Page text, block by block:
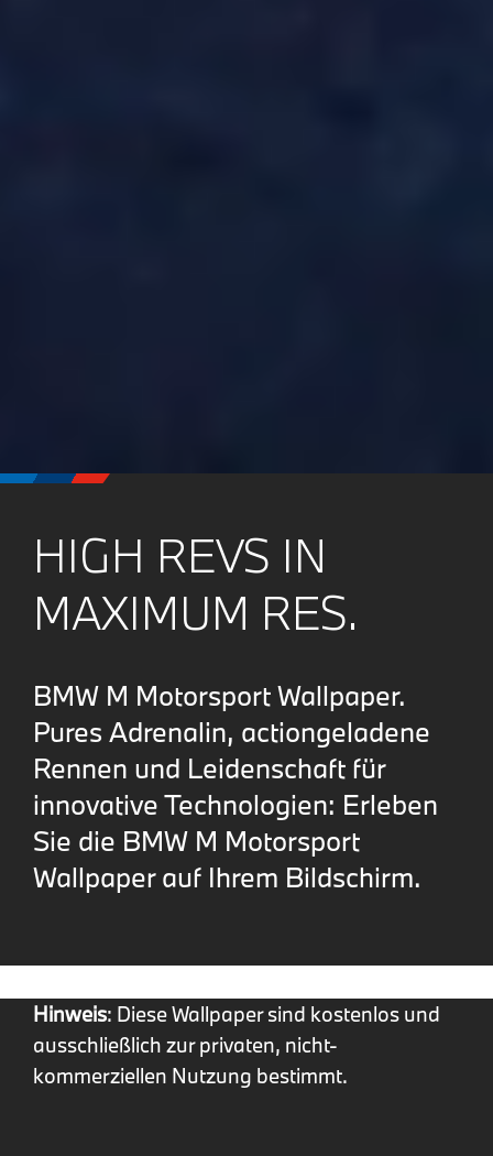
HIGH REVS IN
MAXIMUM RES.
BMW M Motorsport Wallpaper.
Pures Adrenalin, actiongeladene
Rennen und Leidenschaft für
innovative Technologien: Erleben
Sie die BMW M Motorsport
Wallpaper auf Ihrem Bildschirm.
Hinweis: Diese Wallpaper sind kostenlos und
ausschließlich zur privaten, nicht-
kommerziellen Nutzung bestimmt.